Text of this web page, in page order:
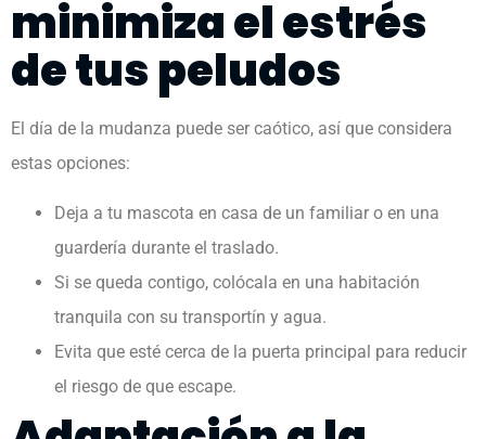
minimiza el estrés
de tus peludos
El día de la mudanza puede ser caótico, así que considera
estas opciones:
Deja a tu mascota en casa de un familiar o en una
guardería durante el traslado.
Si se queda contigo, colócala en una habitación
tranquila con su transportín y agua.
Evita que esté cerca de la puerta principal para reducir
el riesgo de que escape.